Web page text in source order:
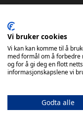
Målklubben
Vi bruker cookies
Vi kan kan komme til å
med formål om å
og for å gi deg en flott
informasjonskapslene vi
Godta alle